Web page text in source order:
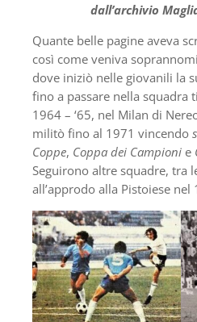
dall’archivio
Quante belle pagine aveva
così come veniva
dove iniziò nelle giovanili la
fino a passare nella squadra
1964 – ‘65, nel Milan di
militò fino al 1971 vincendo
Coppe, Coppa dei Campioni e
Seguirono altre squadre, tra
all’approdo alla Pistoiese nel